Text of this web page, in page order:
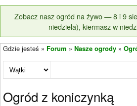
Zobacz nasz ogród na żywo — 8 i 9
niedziela), kiermasz w
Gdzie jesteś » Forum » Nasze ogrody »
Ogród z koniczynką